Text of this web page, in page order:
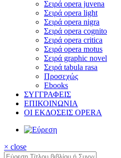
Σειρά opera juvena
Σειρά opera light
Σειρά opera nigra
Σειρά opera cognito
Σειρά opera critica
Σειρά opera motus
Σειρά graphic novel
Σειρά tabula rasa
Προσεχώς
Ebooks
ΣΥΓΓΡΑΦΕΙΣ
ΕΠΙΚΟΙΝΩΝΙΑ
ΟΙ ΕΚΔΟΣΕΙΣ OPERA
× close